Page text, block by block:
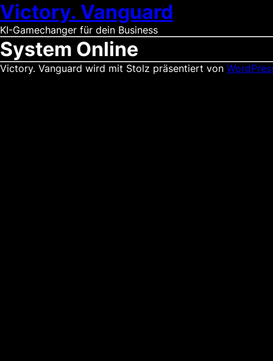
Victory. Vanguard
KI-Gamechanger für dein Business
System Online
Victory. Vanguard wird mit Stolz präsentiert von